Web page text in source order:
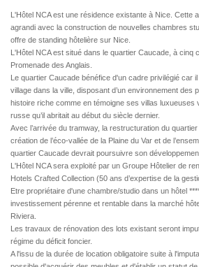
L'Hôtel NCA est une résidence existante à Nice. Cette
agrandi avec la construction de nouvelles chambres
offre de standing hôtelière sur Nice.
L'Hôtel NCA est situé dans le quartier Caucade, à cinq
Promenade des Anglais.
Le quartier Caucade bénéfice d'un cadre privilégié car
village dans la ville, disposant d’un environnement des
histoire riche comme en témoigne ses villas luxueuses
russe qu’il abritait au début du siècle dernier.
Avec l’arrivée du tramway, la restructuration du
création de l’éco-vallée de la Plaine du Var et de
quartier Caucade devrait poursuivre son
L'Hôtel NCA sera exploité par un Groupe Hôtelier de
Hotels Crafted Collection (50 ans d’expertise de la
Etre propriétaire d'une chambre/studio dans un hôtel
investissement pérenne et rentable dans la marché
Riviera.
Les travaux de rénovation des lots existant seront
régime du déficit foncier.
A l'issu de la durée de location obligatoire suite à